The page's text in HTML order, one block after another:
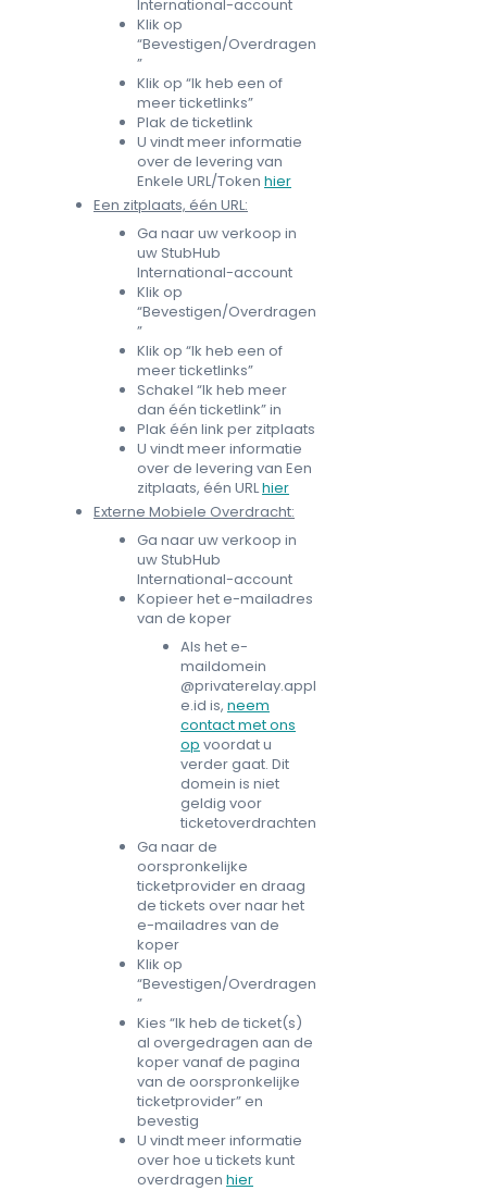
International-account
Klik op
“Bevestigen/Overdragen
”
Klik op “Ik heb een of
meer ticketlinks”
Plak de ticketlink
U vindt meer informatie
over de levering van
Enkele URL/Token hier
Een zitplaats, één URL:
Ga naar uw verkoop in
uw StubHub
International-account
Klik op
“Bevestigen/Overdragen
”
Klik op “Ik heb een of
meer ticketlinks”
Schakel “Ik heb meer
dan één ticketlink” in
Plak één link per zitplaats
U vindt meer informatie
over de levering van Een
zitplaats, één URLhier
Externe Mobiele Overdracht:
Ga naar uw verkoop in
uw StubHub
International-account
Kopieer het e-mailadres
van de koper
Als het e-
maildomein
@privaterelay.appl
e.id is, neem
contact met ons
op voordat u
verder gaat. Dit
domein is niet
geldig voor
ticketoverdrachten
Ga naar de
oorspronkelijke
ticketprovider en draag
de tickets over naar het
e-mailadres van de
koper
Klik op
“Bevestigen/Overdragen
”
Kies “Ik heb de ticket(s)
al overgedragen aan de
koper vanaf de pagina
van de oorspronkelijke
ticketprovider” en
bevestig
U vindt meer informatie
over hoe u tickets kunt
overdragen hier